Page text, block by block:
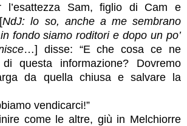
l’esattezza Sam, figlio di Cam e
NdJ: lo so, anche a me sembrano
fondo siamo roditori e dopo un po’
…] disse: “E che cosa ce ne
questa informazione? Dovremo
da quella chiusa e salvare la
vendicarci!”
come le altre, giù in Melchiorre